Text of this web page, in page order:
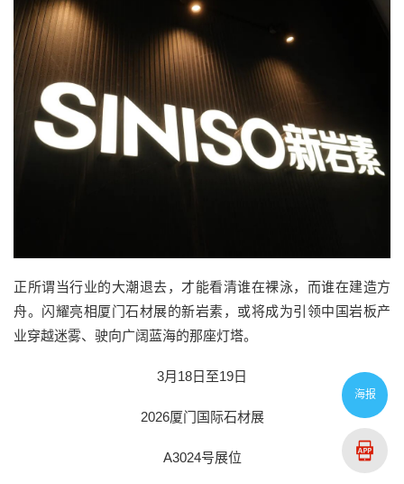
正所谓 当行业的大潮退去， 才能看清谁在裸泳，而谁在建造方
舟。 闪耀亮相厦门石材展的新岩素， 或将成为引领中国岩板产
业穿越迷雾、驶向广阔蓝海的那座灯塔。
3月18日至19日
2026厦门国际石材展
A3024号展位
海报